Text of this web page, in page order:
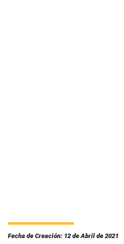
Fecha de Creación: 12 de Abril de 2021